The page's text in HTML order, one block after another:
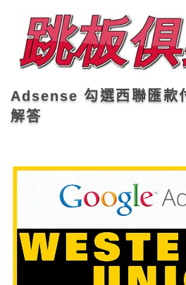
Adsense 勾選西聯匯款
解答